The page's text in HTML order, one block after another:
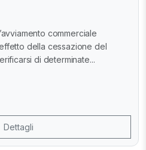
commerciale
della cessazione del
di determinate...
Dettagli